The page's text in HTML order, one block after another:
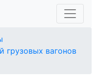
грузовых вагонов